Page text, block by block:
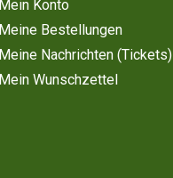
Mein Konto
Meine Bestellungen
Meine Nachrichten (Tickets)
Mein Wunschzettel